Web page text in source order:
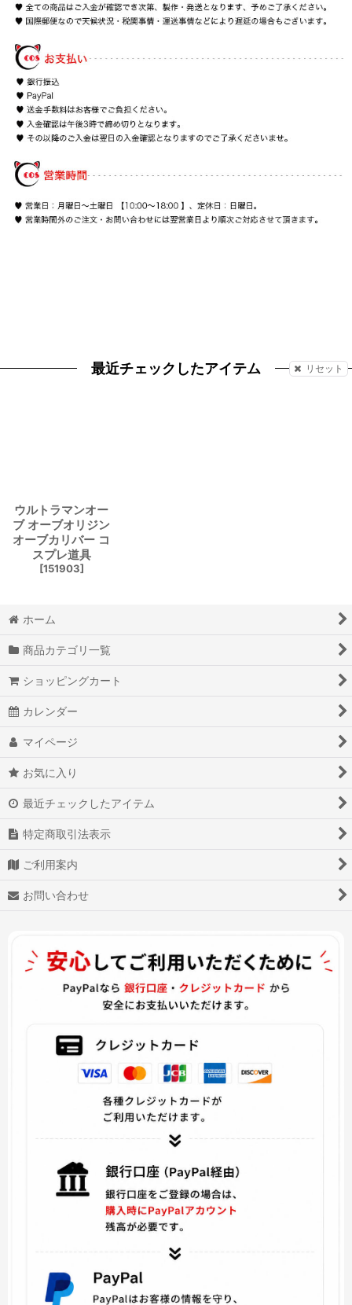
最近チェックしたアイテム リセット
ウルトラマンオー
ブ オーブオリジン
オーブカリバー コ
スプレ道具
[151903]
ホーム
商品カテゴリ一覧
ショッピングカート
カレンダー
マイページ
お気に入り
最近チェックしたアイテム
特定商取引法表示
ご利用案内
お問い合わせ